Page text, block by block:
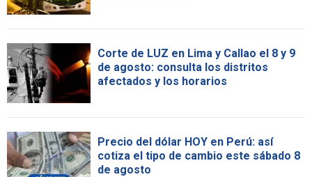
Corte de LUZ en Lima y Callao el 8 y 9
de agosto: consulta los distritos
afectados y los horarios
Precio del dólar HOY en Perú: así
cotiza el tipo de cambio este sábado 8
de agosto